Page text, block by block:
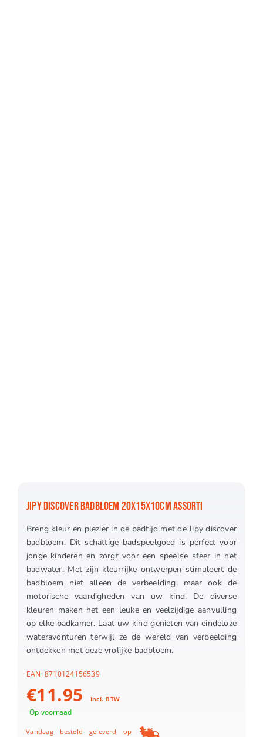
JIPY DISCOVER BADBLOEM 20X15X10CM ASSORTI
Breng kleur en plezier in de badtijd met de Jipy discover
badbloem. Dit schattige badspeelgoed is perfect voor
jonge kinderen en zorgt voor een speelse sfeer in het
badwater. Met zijn kleurrijke ontwerpen stimuleert de
badbloem niet alleen de verbeelding, maar ook de
motorische vaardigheden van uw kind. De diverse
kleuren maken het een leuke en veelzijdige aanvulling
op elke badkamer. Laat uw kind genieten van eindeloze
wateravonturen terwijl ze de wereld van verbeelding
ontdekken met deze vrolijke badbloem.
EAN:8710124156539
€11.95 Incl. BTW
Op voorraad
Vandaag besteld geleverd op